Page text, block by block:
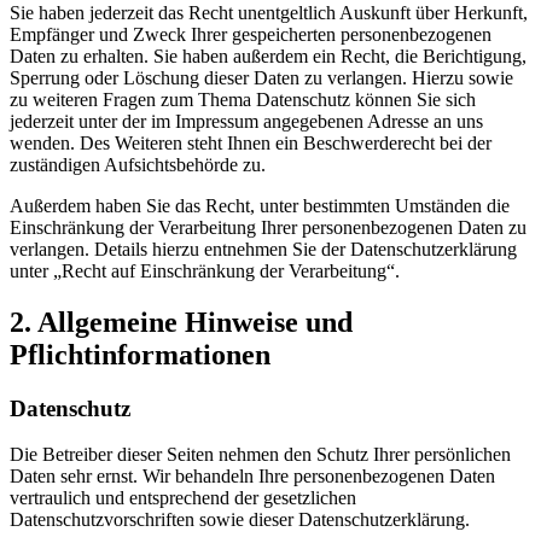
Sie haben jederzeit das Recht unentgeltlich Auskunft über Herkunft,
Empfänger und Zweck Ihrer gespeicherten personenbezogenen
Daten zu erhalten. Sie haben außerdem ein Recht, die Berichtigung,
Sperrung oder Löschung dieser Daten zu verlangen. Hierzu sowie
zu weiteren Fragen zum Thema Datenschutz können Sie sich
jederzeit unter der im Impressum angegebenen Adresse an uns
wenden. Des Weiteren steht Ihnen ein Beschwerderecht bei der
zuständigen Aufsichtsbehörde zu.
Außerdem haben Sie das Recht, unter bestimmten Umständen die
Einschränkung der Verarbeitung Ihrer personenbezogenen Daten zu
verlangen. Details hierzu entnehmen Sie der Datenschutzerklärung
unter „Recht auf Einschränkung der Verarbeitung“.
2. Allgemeine Hinweise und
Pflichtinformationen
Datenschutz
Die Betreiber dieser Seiten nehmen den Schutz Ihrer persönlichen
Daten sehr ernst. Wir behandeln Ihre personenbezogenen Daten
vertraulich und entsprechend der gesetzlichen
Datenschutzvorschriften sowie dieser Datenschutzerklärung.